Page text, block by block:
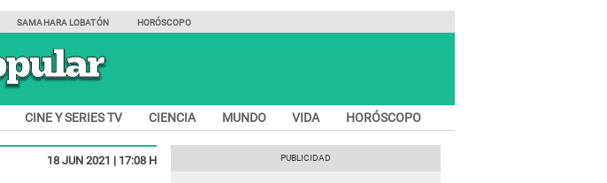
SAMAHARA LOBATÓN HORÓSCOPO
CINE Y SERIES TV CIENCIA MUNDO VIDA HORÓSCOPO
18 JUN 2021 | 17:08 H